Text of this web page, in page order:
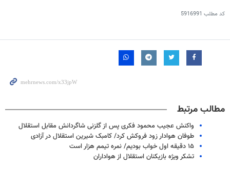
کد مطلب 5916991
مطالب مرتبط
واکنش عجیب محمود فکری پس از گلزنی شاگردانش مقابل استقلال
طوفان هوادار زود فروکش کرد/ کامبک شیرین استقلال در آزادی
۱۵ دقیقه اول خواب بودیم/ نمره تیمم هزار است
تشکر ویژه بازیکنان استقلال از هواداران